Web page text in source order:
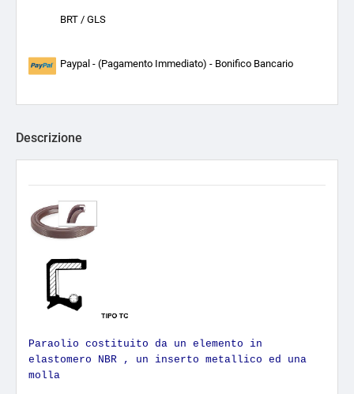
BRT / GLS
Paypal - (Pagamento Immediato) - Bonifico Bancario
Descrizione
Paraolio costituito da un elemento in
elastomero NBR , un inserto metallico ed una
molla